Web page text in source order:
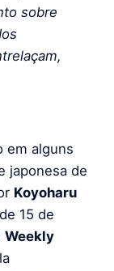
sobre
em alguns
japonesa de
Koyoharu
15 de
Weekly